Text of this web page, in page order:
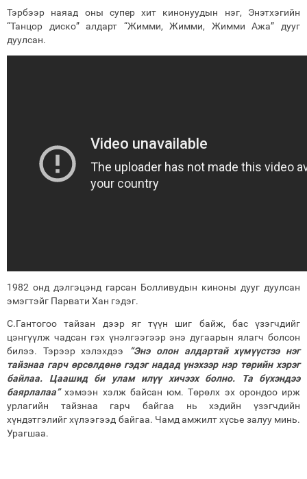
Тэрбээр наяад оны супер хит кинонуудын нэг, Энэтхэгийн
“Танцор диско” алдарт “Жимми, Жимми, Жимми Ажа” дууг
дуулсан.
1982 онд дэлгэцэнд гарсан Болливудын киноны дууг дуулсан
эмэгтэйг Парвати Хан гэдэг.
С.Гантогоо тайзан дээр яг түүн шиг байж, бас үзэгчдийг
цэнгүүлж чадсан гэх үнэлгээгээр энэ дугаарын ялагч болсон
билээ. Тэрээр хэлэхдээ
“Энэ олон алдартай хүмүүстээ нэг
тайзнаа гарч өрсөлдөнө гэдэг надад үнэхээр нэр төрийн хэрэг
байлаа. Цаашид би улам илүү хичээх болно. Та бүхэндээ
баярлалаа”хэмээн хэлж байсан юм. Төрөлх эх орондоо ирж
урлагийн тайзнаа гарч байгаа нь хэдийн үзэгчдийн
хүндэтгэлийг хүлээгээд байгаа. Чамд амжилт хүсье залуу минь.
Урагшаа.